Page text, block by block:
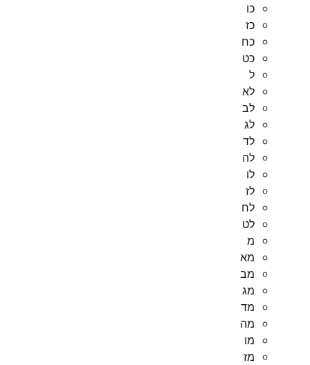
כו
כז
כח
כט
ל
לא
לב
לג
לד
לה
לו
לז
לח
לט
מ
מא
מב
מג
מד
מה
מו
מז